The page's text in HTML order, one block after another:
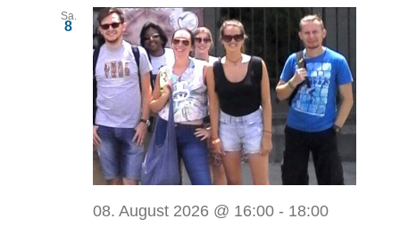
Sa.
8
08. August 2026 @ 16:00- 18:00